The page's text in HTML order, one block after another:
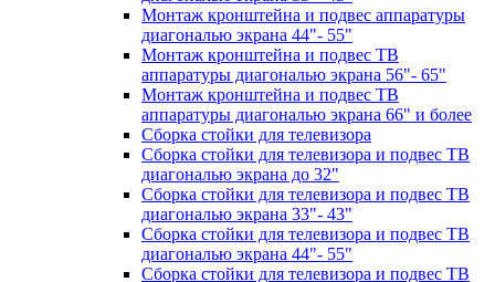
Монтаж кронштейна и подвес аппаратуры
диагональю экрана 44"- 55"
Монтаж кронштейна и подвес ТВ
аппаратуры диагональю экрана 56"- 65"
Монтаж кронштейна и подвес ТВ
аппаратуры диагональю экрана 66" и более
Сборка стойки для телевизора
Сборка стойки для телевизора и подвес ТВ
диагональю экрана до 32"
Сборка стойки для телевизора и подвес ТВ
диагональю экрана 33"- 43"
Сборка стойки для телевизора и подвес ТВ
диагональю экрана 44"- 55"
Сборка стойки для телевизора и подвес ТВ